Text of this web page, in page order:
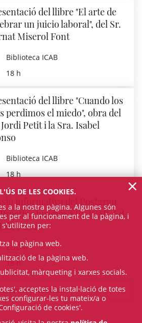
del llibre "El arte de
un juicio laboral", del Sr.
Miserol Font
Biblioteca ICAB
18 h
del llibre "Cuando los
perdimos el miedo", obra del
Petit i la Sra. Isabel
Biblioteca ICAB
18 h
informativa del Postgrau
Jurídica EPJ-ICAB. Ed.
2026
ZOOM
18 h
TOTA L'AGENDA
DE LES COOKIES.
a la nostra pàgina. Algunes són
per al funcionament de la pàgina, i
s'utilitzen per:
la pàgina web.
de la pàgina web.
màrqueting i xarxes socials.
acceptes la instal·lació de totes
configurar-les tu mateix/a o
de cookies'.
×